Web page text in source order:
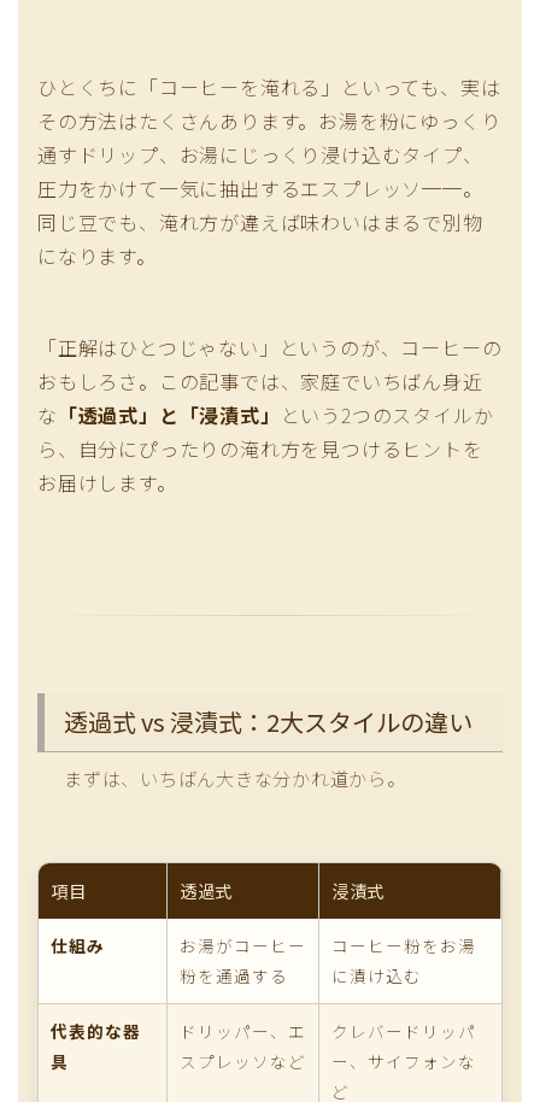
ひとくちに「コーヒーを淹れる」といっても、実は
その方法はたくさんあります。お湯を粉にゆっくり
通すドリップ、お湯にじっくり浸け込むタイプ、
圧力をかけて一気に抽出するエスプレッソ──。
同じ豆でも、淹れ方が違えば味わいはまるで別物
になります。
「正解はひとつじゃない」というのが、コーヒーの
おもしろさ。この記事では、家庭でいちばん身近
な 「透過式」と「浸漬式」 という2つのスタイルか
ら、自分にぴったりの淹れ方を見つけるヒントを
お届けします。
透過式 vs 浸漬式：2大スタイルの違い
まずは、いちばん大きな分かれ道から。
項目 透過式 浸漬式
仕組み
お湯がコーヒー
粉を通過する
コーヒー粉をお湯
に漬け込む
代表的な器
具
ドリッパー、エ
スプレッソなど
クレバードリッパ
ー、サイフォンな
ど